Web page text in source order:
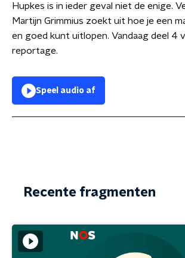
Hupkes is in ieder geval niet de enige.
Martijn Grimmius zoekt uit hoe je een
en goed kunt uitlopen. Vandaag deel 4
reportage.
Speel audio af
Recente fragmenten